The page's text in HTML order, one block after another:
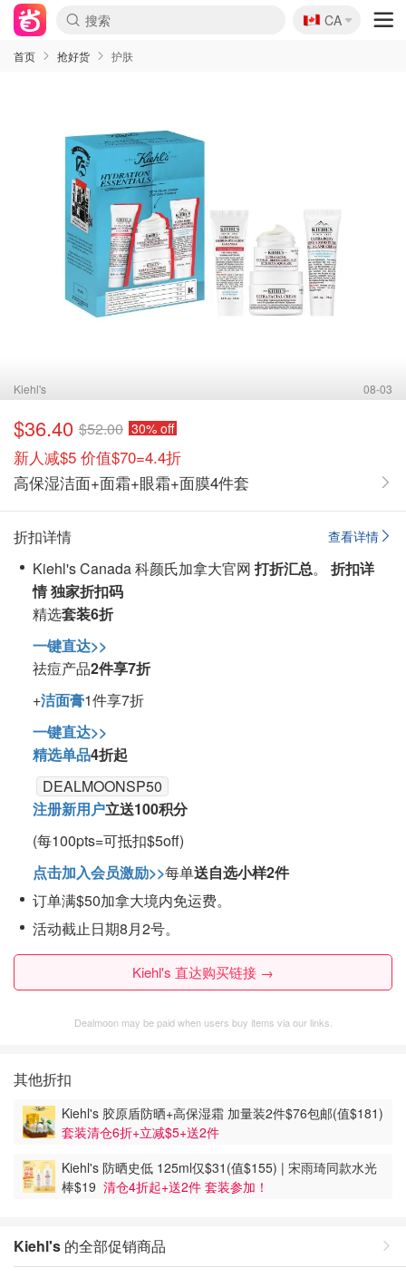
🇨🇦
CA
首页 抢好货 护肤
Kiehl's 08-03
$36.40 $52.00 30% off
新人减$5 价值$70=4.4折
高保湿洁面+面霜+眼霜+面膜4件套
查看详情
折扣详情
Kiehl's Canada 科颜氏加拿大官网 打折汇总。 折扣详
情独家折扣码
精选套装6折
一键直达>>
祛痘产品2件享7折
+洁面膏1件享7折
一键直达>>
精选单品4折起
DEALMOONSP50
注册新用户立送100积分
(每100pts=可抵扣$5off)
点击加入会员激励>>每单送自选小样2件
订单满$50加拿大境内免运费。
活动截止日期8月2号。
Kiehl's 直达购买链接 →
Dealmoon may be paid when users buy items via our links.
其他折扣
Kiehl's 胶原盾防晒+高保湿霜 加量装2件$76包邮(值$181)
套装清仓6折+立减$5+送2件
Kiehl's 防晒史低 125ml仅$31(值$155) | 宋雨琦同款水光
棒$19 清仓4折起+送2件 套装参加！
Kiehl's 的全部促销商品